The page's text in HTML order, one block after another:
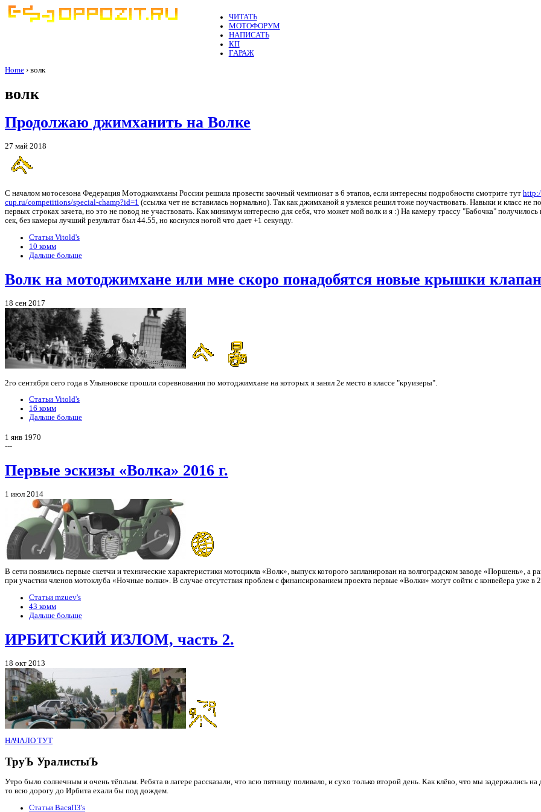
ЧИТАТЬ
МОТОФОРУМ
НАПИСАТЬ
КП
ГАРАЖ
Home › волк
волк
Продолжаю джимханить на Волке
27 май 2018
С началом мотосезона Федерация Мотоджимханы России решила провести заочный чемпионат в 6 этапов, если интересны подробности смотрите тут
cup.ru/competitions/special-champ?id=1 (ссылка чет не вставилась нормально). Так как джимханой я увлекся решил тоже поучаствовать. Навыки и класс не
первых строках зачета, но это не повод не участвовать. Как минимум интересно для себя, что может мой волк и я :) На камеру трассу "Бабочка" получилось
сек, без камеры лучший результат был 44.55, но коснулся ногой что дает +1 секунду.
Статьи Vitold's
10 комм
Дальше больше
Волк на мотоджимхане или мне скоро понадобятся новые крышки
18 сен 2017
2го сентября сего года в Ульяновске прошли соревнования по мотоджимхане на которых я занял 2е место в классе "круизеры".
Статьи Vitold's
16 комм
Дальше больше
1 янв 1970
---
Первые эскизы «Волка» 2016 г.
1 июл 2014
В сети появились первые скетчи и технические характеристики мотоцикла «Волк», выпуск которого запланирован на волгоградском заводе «Поршень», а
при участии членов мотоклуба «Ночные волки». В случае отсутствия проблем с финансированием проекта первые «Волки» могут сойти с конвейера уже в
Статьи mzuev's
43 комм
Дальше больше
ИРБИТСКИЙ ИЗЛОМ, часть 2.
18 окт 2013
НАЧАЛО ТУТ
ТруЪ УралистыЪ
Утро было солнечным и очень тёплым. Ребята в лагере рассказали, что всю пятницу поливало, и сухо только второй день. Как клёво, что мы задержались на
то всю дорогу до Ирбита ехали бы под дождем.
Статьи ВасяПЗ's